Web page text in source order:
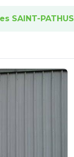
SAINT-PATHUS